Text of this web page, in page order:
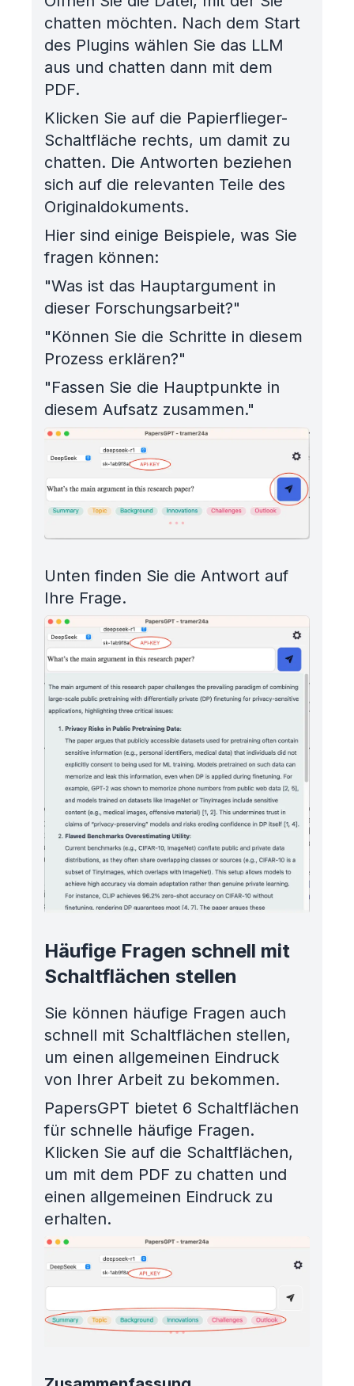
chatten möchten. Nach dem Start
des Plugins wählen Sie das LLM
aus und chatten dann mit dem
PDF.
Klicken Sie auf die Papierflieger-
Schaltfläche rechts, um damit zu
chatten. Die Antworten beziehen
sich auf die relevanten Teile des
Originaldokuments.
Hier sind einige Beispiele, was Sie
fragen können:
"Was ist das Hauptargument in
dieser Forschungsarbeit?"
"Können Sie die Schritte in diesem
Prozess erklären?"
"Fassen Sie die Hauptpunkte in
diesem Aufsatz zusammen."
Unten finden Sie die Antwort auf
Ihre Frage.
Häufige Fragen schnell mit
Schaltflächen stellen
Sie können häufige Fragen auch
schnell mit Schaltflächen stellen,
um einen allgemeinen Eindruck
von Ihrer Arbeit zu bekommen.
PapersGPT bietet 6 Schaltflächen
für schnelle häufige Fragen.
Klicken Sie auf die Schaltflächen,
um mit dem PDF zu chatten und
einen allgemeinen Eindruck zu
erhalten.